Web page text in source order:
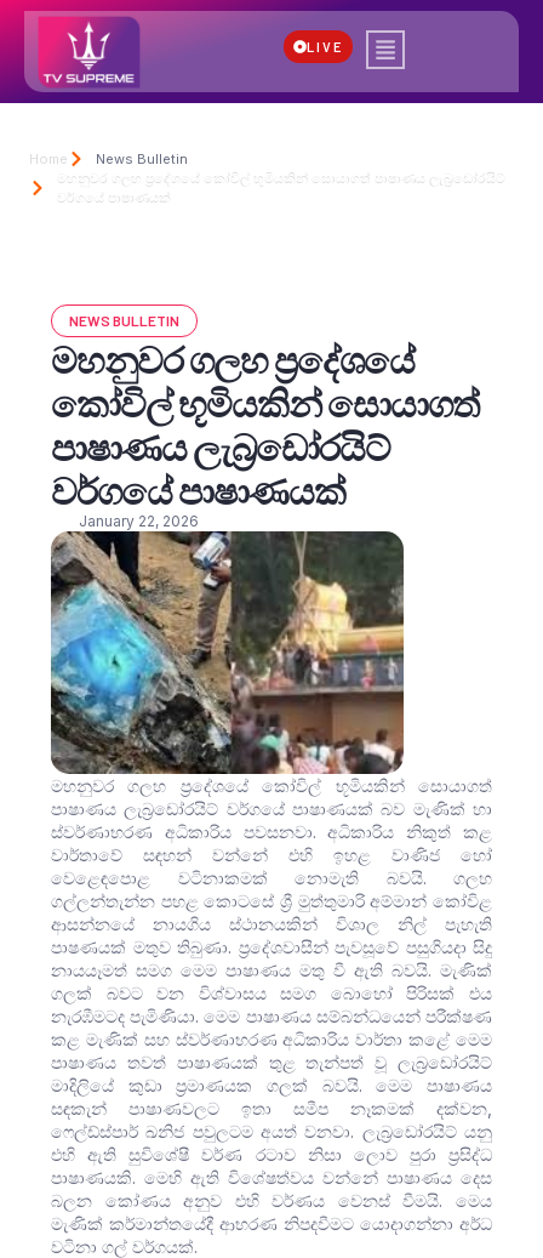
LIVE
Home
News Bulletin
මහනුවර ගලහ ප්‍රදේශයේ කෝවිල් භූමියකින් සොයාගත් පාෂාණය ලැබ්‍රඩෝරයිට්
වර්ගයේ පාෂාණයක්
NEWS BULLETIN
මහනුවර ගලහ ප්‍රදේශයේ
කෝවිල් භූමියකින් සොයාගත්
පාෂාණය ලැබ්‍රඩෝරයිට්
වර්ගයේ පාෂාණයක්
January 22, 2026
මහනුවර ගලහ ප්‍රදේශයේ කෝවිල් භූමියකින් සොයාගත්
පාෂාණය ලැබ්‍රඩෝරයිට් වර්ගයේ පාෂාණයක් බව මැණික් හා
ස්වර්ණාභරණ අධිකාරිය පවසනවා. අධිකාරිය නිකුත් කළ
වාර්තාවේ සඳහන් වන්⁣නේ එහි ඉහළ වාණිජ හෝ
වෙළෙඳපොළ වටිනාකමක් නොමැති බවයි. ගලහ
ගල්ලන්තැන්න පහළ කොටසේ ශ්‍රී මුත්තුමාරි අම්මාන් කෝවිළ
ආසන්නයේ නායගිය ස්ථානයකින් විශාල නිල් පැහැති
පාෂණයක් මතුව තිබුණා. ප්‍රදේශවාසීන් පැවසූවේ පසුගියදා සිදු
නායයෑමත් සමග මෙම පාෂාණය මතු වී ඇති බවයි. මැණික්
ගලක් බවට වන විශ්වාසය සමග බොහෝ පිරිසක් එය
නැරඹීමටද පැමිණියා. මෙම පාෂාණය සම්බන්ධයෙන් පරීක්ෂණ
කළ මැණික් සහ ස්වර්ණාභරණ අධිකාරිය වාර්තා කළේ මෙම
පාෂාණය තවත් පාෂාණයක් තුළ තැන්පත් වූ ලැබ්‍රඩෝරයිට්
මාදිලියේ කුඩා ප්‍රමාණයක ගලක් බවයි. මෙම පාෂාණය
සඳකැන් පාෂාණවලට ඉතා සමීප නෑකමක් දක්වන,
ෆෙල්ඩ්ස්පාර් ඛනිජ පවුලටම අයත් වනවා. ලැබ්‍රඩෝරයිට් යනු
එහි ඇති සුවිශේෂී වර්ණ රටාව නිසා ලොව පුරා ප්‍රසිද්ධ
පාෂාණයකි. මෙහි ඇති විශේෂත්වය වන්නේ පාෂාණය දෙස
බලන කෝණය අනුව එහි වර්ණය වෙනස් වීමයි. මෙය
මැණික් කර්මාන්තයේදී ආභරණ නිපදවීමට යොදාගන්නා අර්ධ
වටිනා ගල් වර්ගයක්.